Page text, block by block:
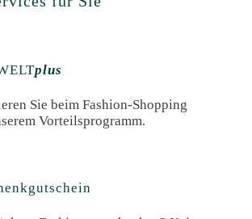
plus
Sie beim Fashion-Shopping
Vorteilsprogramm.